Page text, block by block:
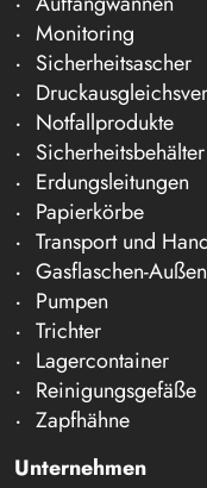
Monitoring
Sicherheitsascher
Notfallprodukte
Sicherheitsbehälter
Erdungsleitungen
Papierkörbe
Transport und
Gasflaschen-
Pumpen
Trichter
Lagercontainer
Reinigungsgefäße
Zapfhähne
Unternehmen